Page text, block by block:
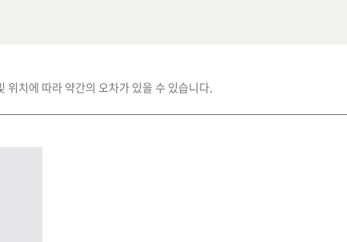
위치에 따라 약간의 오차가 있을 수 있습니다.